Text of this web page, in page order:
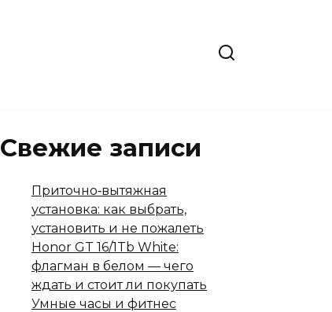
Свежие записи
Приточно‑вытяжная
установка: как выбрать,
установить и не пожалеть
Honor GT 16/1Tb White:
флагман в белом — чего
ждать и стоит ли покупать
Умные часы и фитнес